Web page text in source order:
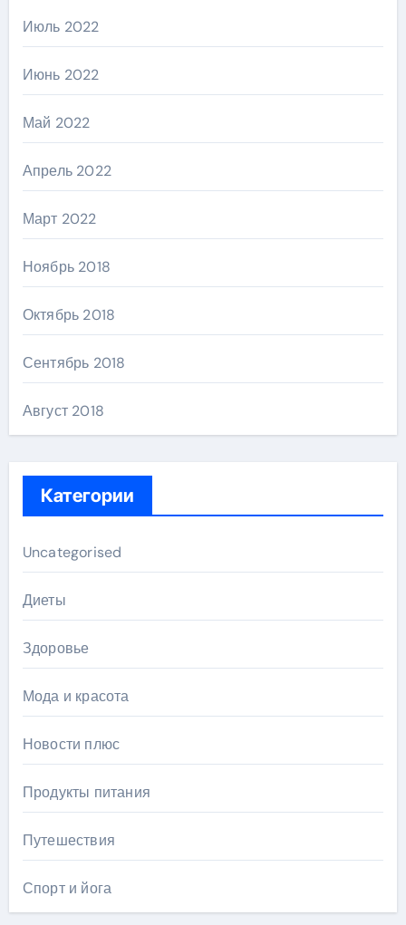
Июль 2022
Июнь 2022
Май 2022
Апрель 2022
Март 2022
Ноябрь 2018
Октябрь 2018
Сентябрь 2018
Август 2018
Категории
Uncategorised
Диеты
Здоровье
Мода и красота
Новости плюс
Продукты питания
Путешествия
Спорт и йога